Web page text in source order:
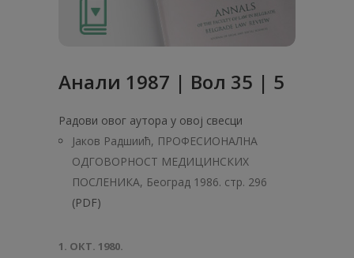
Анaли 1987 | Вол 35 | 5
Радови овог аутора у овој свесци
Јаков Радшиић, ПРОФЕСИОНАЛНА
ОДГОВОРНОСТ МЕДИЦИНСКИХ
ПОСЛЕНИКА, Београд 1986. стр. 296
(PDF)
1. ОКТ. 1980.